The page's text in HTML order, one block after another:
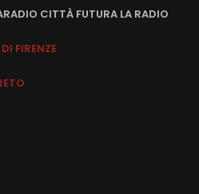
CITTÀ FUTURA LA RADIO
FIRENZE